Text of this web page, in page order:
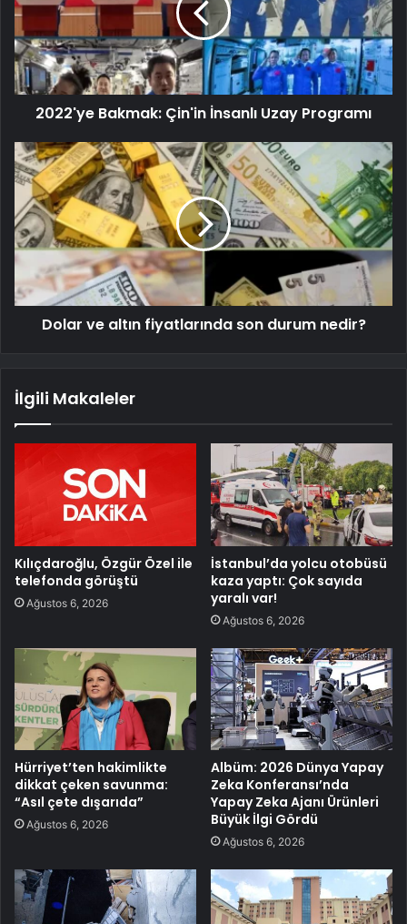
2022'ye Bakmak: Çin'in İnsanlı Uzay Programı
Dolar ve altın fiyatlarında son durum nedir?
İlgili Makaleler
Kılıçdaroğlu, Özgür Özel ile
telefonda görüştü
Ağustos 6, 2026
İstanbul’da yolcu otobüsü
kaza yaptı: Çok sayıda
yaralı var!
Ağustos 6, 2026
Hürriyet’ten hakimlikte
dikkat çeken savunma:
“Asıl çete dışarıda”
Ağustos 6, 2026
Albüm: 2026 Dünya Yapay
Zeka Konferansı’nda
Yapay Zeka Ajanı Ürünleri
Büyük İlgi Gördü
Ağustos 6, 2026